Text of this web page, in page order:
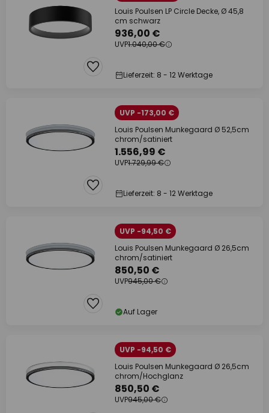
Louis Poulsen LP Circle Decke, Ø 45,8
cm schwarz
936,00 €
UVP1.040,00 €
Lieferzeit: 8 - 12 Werktage
UVP -173,00 €
Louis Poulsen Munkegaard Ø 52,5cm
chrom/satiniert
1.556,99 €
UVP1.729,99 €
Lieferzeit: 8 - 12 Werktage
UVP -94,50 €
Louis Poulsen Munkegaard Ø 26,5cm
chrom/satiniert
850,50 €
UVP945,00 €
Auf Lager
UVP -94,50 €
Louis Poulsen Munkegaard Ø 26,5cm
chrom/Hochglanz
850,50 €
UVP945,00 €